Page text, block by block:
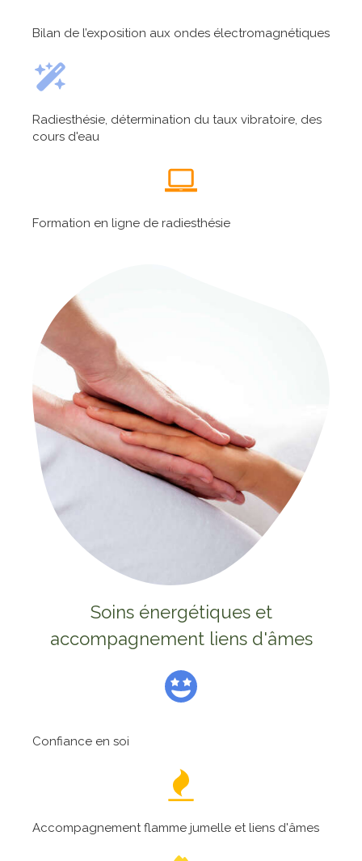
Bilan de l’exposition aux ondes électromagnétiques
Radiesthésie, détermination du taux vibratoire, des
cours d'eau
Formation en ligne de radiesthésie
Soins énergétiques et
accompagnement liens d'âmes
Confiance en soi
Accompagnement flamme jumelle et liens d'âmes